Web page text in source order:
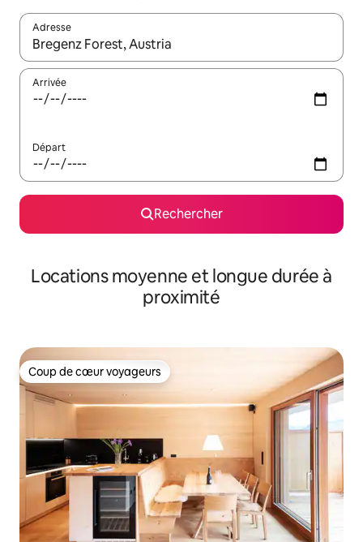
Adresse
Lorsque les résultats s'affichent, utilisez les flèches vers le
Arrivée
Départ
Rechercher
Locations moyenne et longue durée à
proximité
Coup de cœur voyageurs
Coup de cœur voyageurs